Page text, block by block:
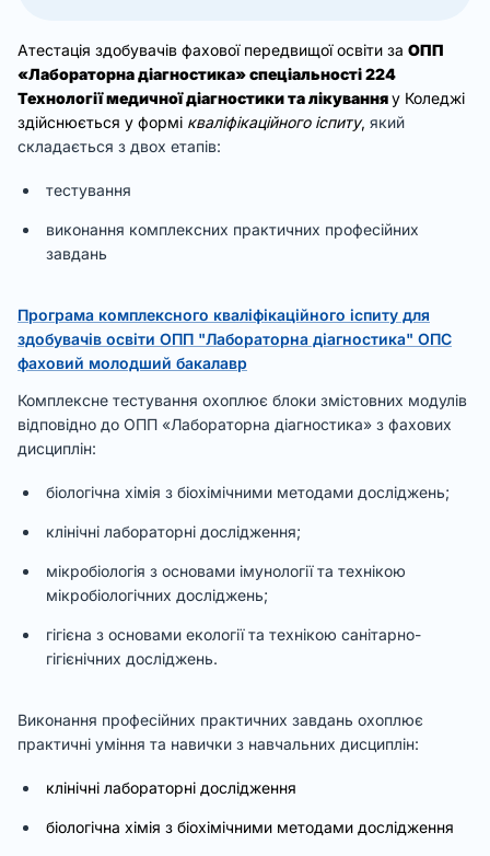
Атестація здобувачів фахової передвищої освіти за ОПП
«Лабораторна діагностика» спеціальності 224
Технології медичної діагностики та лікуванняу Коледжі
здійснюється у формі кваліфікаційного іспиту, який
складається з двох етапів:
тестування
виконання комплексних практичних професійних
завдань
Програма комплексного кваліфікаційного іспиту для
здобувачів освіти ОПП "Лабораторна діагностика" ОПС
фаховий молодший бакалавр
Комплексне тестування охоплює блоки змістовних модулів
відповідно до ОПП «Лабораторна діагностика» з фахових
дисциплін:
біологічна хімія з біохімічними методами досліджень;
клінічні лабораторні дослідження;
мікробіологія з основами імунології та технікою
мікробіологічних досліджень;
гігієна з основами екології та технікою санітарно-
гігієнічних досліджень.
Виконання професійних практичних завдань охоплює
практичні уміння та навички з навчальних дисциплін:
клінічні лабораторні дослідження
біологічна хімія з біохімічними методами дослідження